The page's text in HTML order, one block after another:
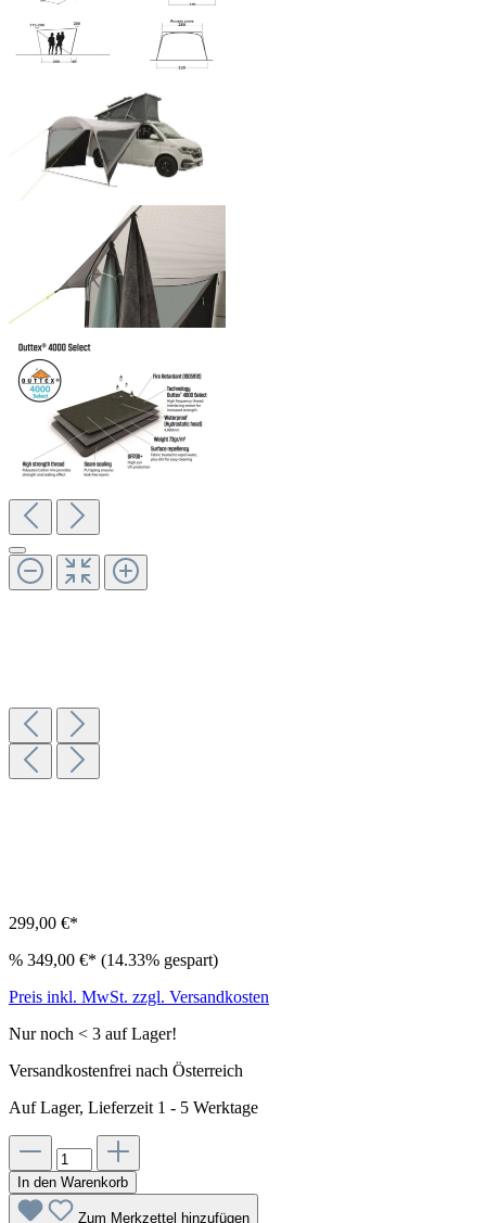
299,00 €*
% 349,00 €* (14.33% gespart)
Preis inkl. MwSt. zzgl. Versandkosten
Nur noch < 3 auf Lager!
Versandkostenfrei nach Österreich
Auf Lager, Lieferzeit 1 - 5 Werktage
In den Warenkorb
Zum Merkzettel hinzufügen